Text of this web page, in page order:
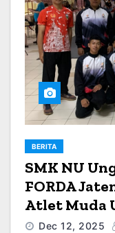
BERITA
SMK NU
FORDA
Atlet Muda
Dec 12, 2025